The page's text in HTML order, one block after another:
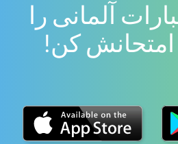
آلمانی را
امتحانش کن!